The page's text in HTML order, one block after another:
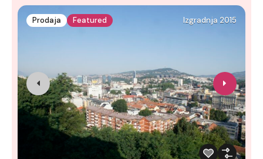
Prodaja Featured Izgradnja 2015